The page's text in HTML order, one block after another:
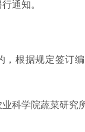
通知。
，根据规定签订
科学院蔬菜研究